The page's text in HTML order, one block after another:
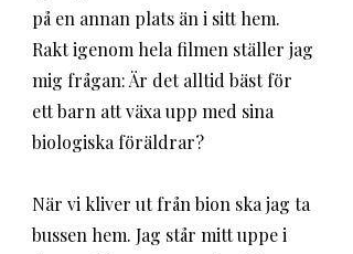
på en annan plats än i sitt hem.
Rakt igenom hela filmen ställer jag
mig frågan: Är det alltid bäst för
ett barn att växa upp med sina
biologiska föräldrar?
När vi kliver ut från bion ska jag ta
bussen hem. Jag står mitt uppe i